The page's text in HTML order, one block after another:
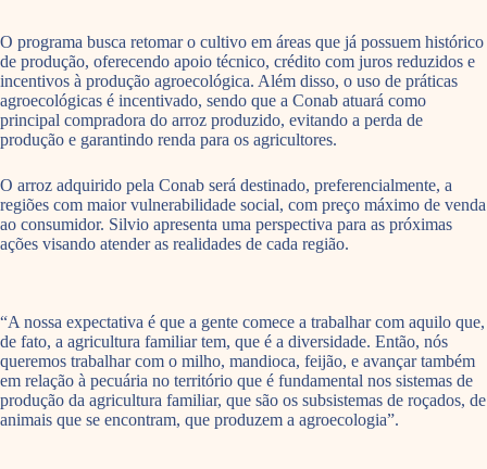
O programa busca retomar o cultivo em áreas que já possuem histórico
de produção, oferecendo apoio técnico, crédito com juros reduzidos e
incentivos à produção agroecológica. Além disso, o uso de práticas
agroecológicas é incentivado, sendo que a Conab atuará como
principal compradora do arroz produzido, evitando a perda de
produção e garantindo renda para os agricultores.
O arroz adquirido pela Conab será destinado, preferencialmente, a
regiões com maior vulnerabilidade social, com preço máximo de venda
ao consumidor. Silvio apresenta uma perspectiva para as próximas
ações visando atender as realidades de cada região.
“A nossa expectativa é que a gente comece a trabalhar com aquilo que,
de fato, a agricultura familiar tem, que é a diversidade. Então, nós
queremos trabalhar com o milho, mandioca, feijão, e avançar também
em relação à pecuária no território que é fundamental nos sistemas de
produção da agricultura familiar, que são os subsistemas de roçados, de
animais que se encontram, que produzem a agroecologia”.